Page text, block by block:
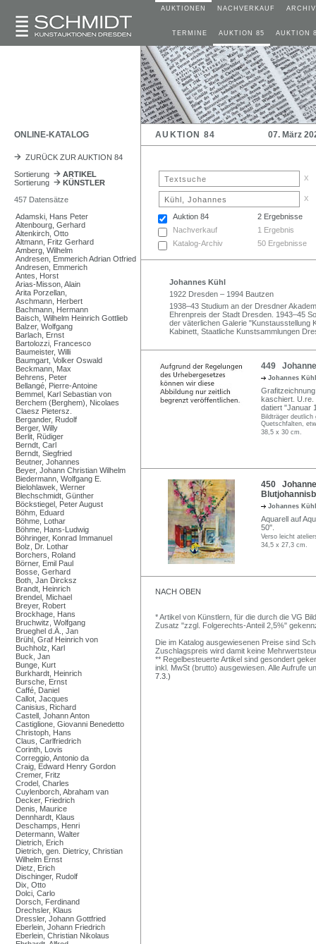
AUKTIONEN NACHVERKAUF ARCHIV
TERMINE AUKTION 85 AUKTION
ONLINE-KATALOG AUKTION 84 07. März
ZURÜCK ZUR AUKTION 84
Sortierung
ARTIKEL
Sortierung
KÜNSTLER
457 Datensätze
Adamski, Hans Peter
Altenbourg, Gerhard
Altenkirch, Otto
Altmann, Fritz Gerhard
Amberg, Wilhelm
Andresen, Emmerich Adrian Otfried
Andresen, Emmerich
Antes, Horst
Arias-Misson, Alain
Arita Porzellan,
Aschmann, Herbert
Bachmann, Hermann
Baisch, Wilhelm Heinrich Gottlieb
Balzer, Wolfgang
Barlach, Ernst
Bartolozzi, Francesco
Baumeister, Willi
Baumgart, Volker Oswald
Beckmann, Max
Behrens, Peter
Bellangé, Pierre-Antoine
Bemmel, Karl Sebastian von
Berchem (Berghem), Nicolaes
Claesz Pietersz.
Bergander, Rudolf
Berger, Willy
Berlit, Rüdiger
Berndt, Carl
Berndt, Siegfried
Beutner, Johannes
Beyer, Johann Christian Wilhelm
Biedermann, Wolfgang E.
Bielohlawek, Werner
Blechschmidt, Günther
Böckstiegel, Peter August
Böhm, Eduard
Böhme, Lothar
Böhme, Hans-Ludwig
Böhringer, Konrad Immanuel
Bolz, Dr. Lothar
Borchers, Roland
Börner, Emil Paul
Bosse, Gerhard
Both, Jan Dircksz
Brandt, Heinrich
Brendel, Michael
Breyer, Robert
Brockhage, Hans
Bruchwitz, Wolfgang
Brueghel d.Ä., Jan
Brühl, Graf Heinrich von
Buchholz, Karl
Buck, Jan
Bunge, Kurt
Burkhardt, Heinrich
Bursche, Ernst
Caffé, Daniel
Callot, Jacques
Canisius, Richard
Castell, Johann Anton
Castiglione, Giovanni Benedetto
Christoph, Hans
Claus, Carlfriedrich
Corinth, Lovis
Correggio, Antonio da
Craig, Edward Henry Gordon
Cremer, Fritz
Crodel, Charles
Cuylenborch, Abraham van
Decker, Friedrich
Denis, Maurice
Dennhardt, Klaus
Deschamps, Henri
Determann, Walter
Dietrich, Erich
Dietrich, gen. Dietricy, Christian
Wilhelm Ernst
Dietz, Erich
Dischinger, Rudolf
Dix, Otto
Dolci, Carlo
Dorsch, Ferdinand
Drechsler, Klaus
Dressler, Johann Gottfried
Eberlein, Johann Friedrich
Eberlein, Christian Nikolaus
x
x
Auktion 84
2 Ergebnisse
Nachverkauf
1 Ergebnis
Katalog-Archiv
50 Ergebnisse
Johannes Kühl
1922 Dresden – 1994 Bautzen
1938–43 Studium an der Dresdner
Ehrenpreis der Stadt Dresden. 1943–45
der väterlichen Galerie "Kunstausstellung
Kabinett, Staatliche Kunstsammlungen
449
Johannes
kaschiert. U.re.
datiert "Januar
Bildträger
Quetschfalten,
38,5 x 30 cm.
450
Johannes
Aquarell auf
50".
Verso leicht
34,5 x 27,3 cm.
NACH OBEN
* Artikel von Künstlern, für die durch die VG
Zusatz "zzgl. Folgerechts-Anteil 2,5%"
Die im Katalog ausgewiesenen Preise sind
Zuschlagspreis wird damit keine
** Regelbesteuerte Artikel sind gesondert
inkl. MwSt (brutto) ausgewiesen. Alle Aufrufe
7.3.)